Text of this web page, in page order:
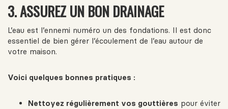
3. ASSUREZ UN BON DRAINAGE
L’eau est l’ennemi numéro un des fondations. Il est donc
essentiel de bien gérer l’écoulement de l’eau autour de
votre maison.
Voici quelques bonnes pratiques :
Nettoyez régulièrement vos gouttières pour éviter